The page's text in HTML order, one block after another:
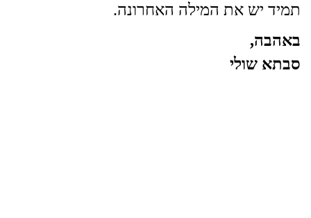
תמיד יש את המילה האחרונה.
באהבה,
סבתא שולי